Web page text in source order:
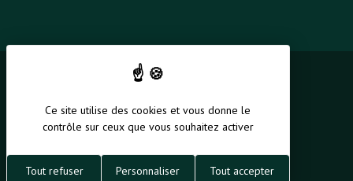
Mentions légales
Gestion des cookies
Ce site utilise des cookies et vous donne le
contrôle sur ceux que vous souhaitez activer
Tout accepter
Tout refuser Personnaliser